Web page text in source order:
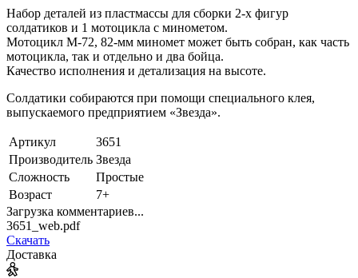
Набор деталей из пластмассы для сборки 2-х фигур
солдатиков и 1 мотоцикла с минометом.
Мотоцикл М-72, 82-мм миномет может быть собран, как часть
мотоцикла, так и отдельно и два бойца.
Качество исполнения и детализация на высоте.
Солдатики собираются при помощи специального клея,
выпускаемого предприятием «Звезда».
Артикул
3651
Производитель Звезда
Сложность
Простые
Возраст
7+
Загрузка комментариев...
3651_web.pdf
Скачать
Доставка